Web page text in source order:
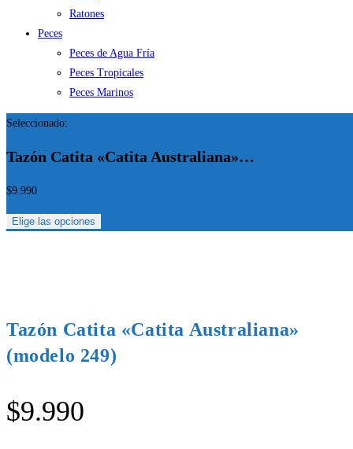
Ratones
Peces
Peces de Agua Fría
Peces Tropicales
Peces Marinos
Seleccionado:
Tazón Catita «Catita Australiana»…
$9.990
Elige las opciones
Tazón Catita «Catita Australiana»
(modelo 249)
$9.990